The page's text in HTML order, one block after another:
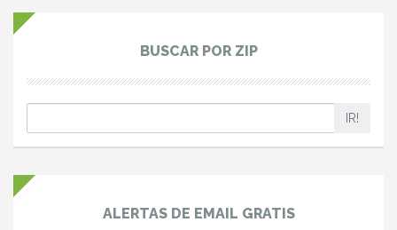
BUSCAR POR ZIP
IR!
ALERTAS DE EMAIL GRATIS